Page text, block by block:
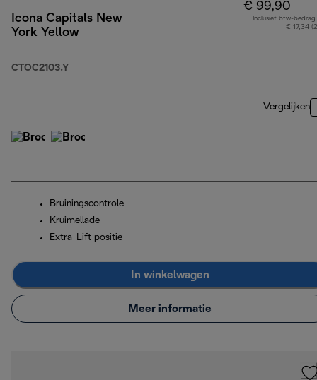
Icona Capitals New
York Yellow
CTOC2103.Y
€ 99,90
Inclusief btw-bedrag
€ 17,34
Vergelijken
Bruiningscontrole
Kruimellade
Extra-Lift positie
In winkelwagen
Meer informatie